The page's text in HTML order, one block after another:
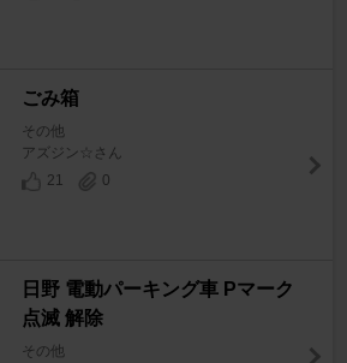
ごみ箱
その他
アズジン☆さん
21
0
日野 電動パーキング車 Pマーク
点滅 解除
その他